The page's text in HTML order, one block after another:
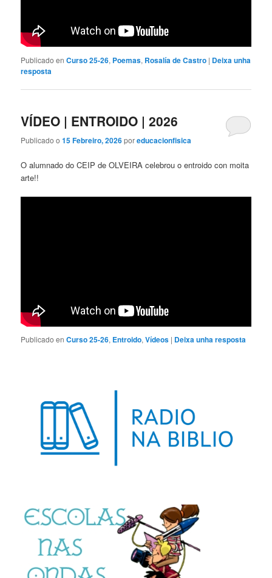
Publicado en Curso 25-26, Poemas, Rosalía de Castro | Deixa unha
resposta
VÍDEO | ENTROIDO | 2026
Publicado o15 Febreiro, 2026poreducacionfisica
O alumnado do CEIP de OLVEIRA celebrou o entroido con moita
arte!!
Publicado en Curso 25-26, Entroido,Vídeos | Deixa unha resposta